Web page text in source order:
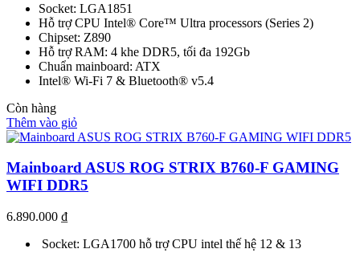
Socket: LGA1851
Hỗ trợ CPU Intel® Core™ Ultra processors (Series 2)
Chipset: Z890
Hỗ trợ RAM: 4 khe DDR5, tối đa 192Gb
Chuẩn mainboard: ATX
Intel® Wi-Fi 7 & Bluetooth® v5.4
Còn hàng
Thêm vào giỏ
Mainboard ASUS ROG STRIX B760-F GAMING
WIFI DDR5
6.890.000 ₫
Socket: LGA1700 hỗ trợ CPU intel thế hệ 12 & 13